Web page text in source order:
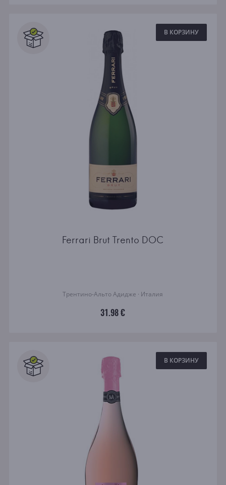
В КОРЗИНУ
Ferrari Brut Trento DOC
Трентино-Альто Адидже · Италия
31.98 €
В КОРЗИНУ